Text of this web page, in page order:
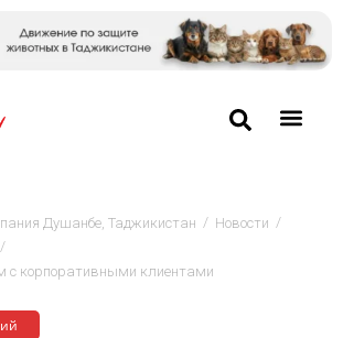
Душанбе, Таджикистан / Новости /
/
с корпоративными клиентами